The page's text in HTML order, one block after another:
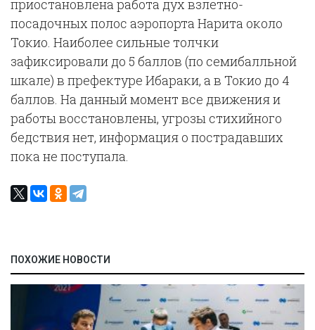
приостановлена работа дух взлетно-
посадочных полос аэропорта Нарита около
Токио. Наиболее сильные толчки
зафиксировали до 5 баллов (по семибалльной
шкале) в префектуре Ибараки, а в Токио до 4
баллов. На данный момент все движения и
работы восстановлены, угрозы стихийного
бедствия нет, информация о пострадавших
пока не поступала.
ПОХОЖИЕ НОВОСТИ